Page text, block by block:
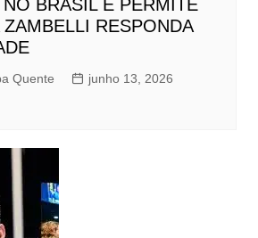
BRASIL E PERMITE
RESPONDA
Quente
junho 13, 2026